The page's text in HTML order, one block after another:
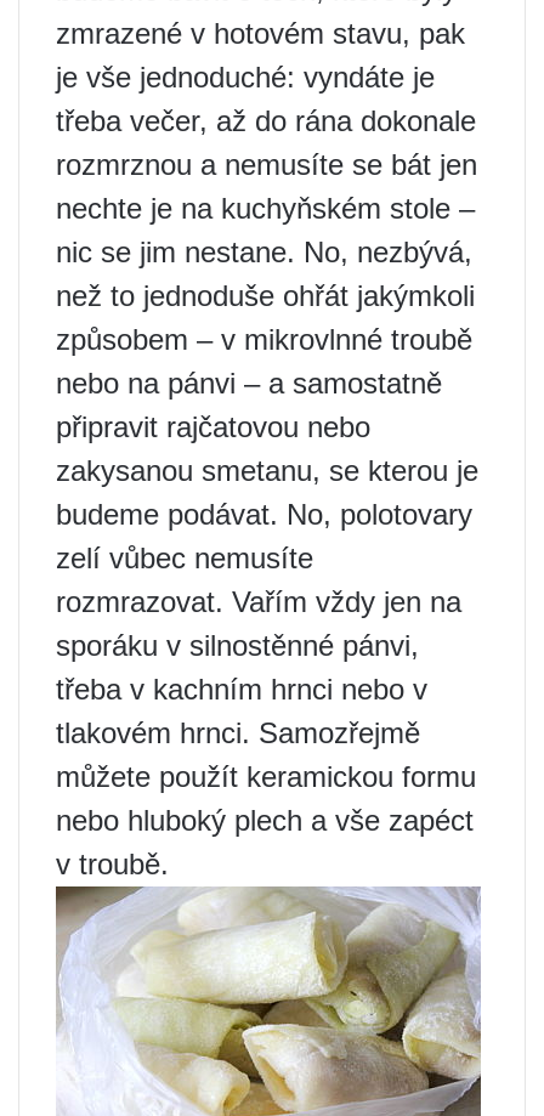
zmrazené v hotovém stavu, pak
je vše jednoduché: vyndáte je
třeba večer, až do rána dokonale
rozmrznou a nemusíte se bát jen
nechte je na kuchyňském stole –
nic se jim nestane. No, nezbývá,
než to jednoduše ohřát jakýmkoli
způsobem – v mikrovlnné troubě
nebo na pánvi – a samostatně
připravit rajčatovou nebo
zakysanou smetanu, se kterou je
budeme podávat. No, polotovary
zelí vůbec nemusíte
rozmrazovat. Vařím vždy jen na
sporáku v silnostěnné pánvi,
třeba v kachním hrnci nebo v
tlakovém hrnci. Samozřejmě
můžete použít keramickou formu
nebo hluboký plech a vše zapéct
v troubě.